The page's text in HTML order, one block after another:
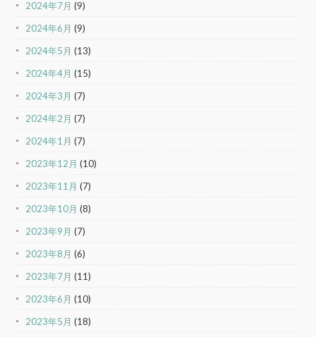
2024年7月 (9)
2024年6月 (9)
2024年5月 (13)
2024年4月 (15)
2024年3月 (7)
2024年2月 (7)
2024年1月 (7)
2023年12月 (10)
2023年11月 (7)
2023年10月 (8)
2023年9月 (7)
2023年8月 (6)
2023年7月 (11)
2023年6月 (10)
2023年5月 (18)